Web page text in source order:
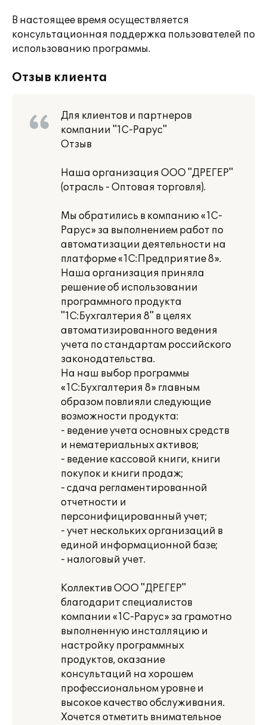
В настоящее время осуществляется
консультационная поддержка пользователей по
использованию программы.
Отзыв клиента
Для клиентов и партнеров
компании "1С-Рарус"
Отзыв
Наша организация ООО "ДРЕГЕР"
(отрасль - Оптовая торговля).
Мы обратились в компанию «1С-
Рарус» за выполнением работ по
автоматизации деятельности на
платформе «1С:Предприятие 8».
Наша организация приняла
решение об использовании
программного продукта
"1C:Бухгалтерия 8" в целях
автоматизированного ведения
учета по стандартам российского
законодательства.
На наш выбор программы
«1С:Бухгалтерия 8» главным
образом повлияли следующие
возможности продукта:
- ведение учета основных средств
и нематериальных активов;
- ведение кассовой книги, книги
покупок и книги продаж;
- сдача регламентированной
отчетности и
персонифицированный учет;
- учет нескольких организаций в
единой информационной базе;
- налоговый учет.
Коллектив ООО "ДРЕГЕР"
благодарит специалистов
компании «1С-Рарус» за грамотно
выполненную инсталляцию и
настройку программных
продуктов, оказание
консультаций на хорошем
профессиональном уровне и
высокое качество обслуживания.
Хочется отметить внимательное